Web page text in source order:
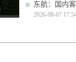
东航：国内
2026-08-07